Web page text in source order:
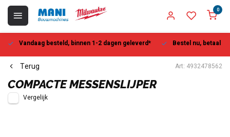
0
Vandaag besteld, binnen 1-2 dagen geleverd* Bestel nu, betaal
Terug Art: 4932478562
COMPACTE MESSENSLIJPER
Vergelijk